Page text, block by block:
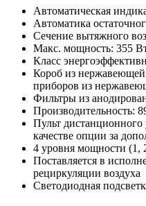
Автоматическая
Автоматика
Сечение вытяжного
Макс. мощность: 355
Класс
Короб из нержавеющей
приборов из
Фильтры из
Производительность:
Пульт дистанционного
качестве опции за
4 уровня мощности (1,
Поставляется в
рециркуляции воздуха
Светодиодная